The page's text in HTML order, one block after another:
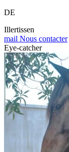
DE
Illertissen
mail Nous contacter
Eye-catcher